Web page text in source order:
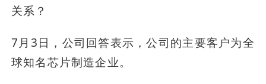
关系？
7月3日，公司回答表示，公司的主要客户为全
球知名芯片制造企业。